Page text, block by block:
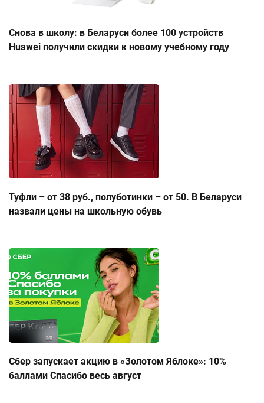
Снова в школу: в Беларуси более 100 устройств
Huawei получили скидки к новому учебному году
Туфли – от 38 руб., полуботинки – от 50. В Беларуси
назвали цены на школьную обувь
Сбер запускает акцию в «Золотом Яблоке»: 10%
баллами Спасибо весь август